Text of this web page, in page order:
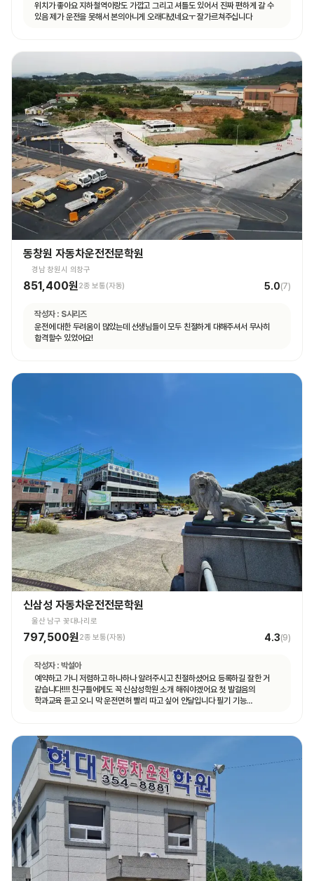
위치가 좋아요 지하철역이랑도 가깝고 그리고 셔틀도 있어서 진짜 편하게 갈 수
있음 제가 운전을 못해서 본의아니게 오래다녔네요ㅜ 잘가르쳐주십니다
동창원 자동차운전전문학원
경남 창원시 의창구
851,400원2종 보통(자동) 5.0(7)
작성자 : S시리즈
운전에 대한 두려움이 많았는데 선생님들이 모두 친절하게 대해주셔서 무사히
합격할수 있었어요!
신삼성 자동차운전전문학원
울산 남구 꽃대나리로
797,500원 2종 보통(자동) 4.3(9)
작성자 : 박설아
예약하고 가니 저렴하고 하나하나 알려주시고 친절하셨어요 등록하길 잘한 거
같습니다!!!! 친구들에게도 꼭 신삼성학원 소개 해줘야겠어요 첫 발걸음의
학과교육 듣고 오니 막 운전면허 빨리 따고 싶어 안달입니다 필기 기능